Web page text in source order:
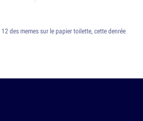
12 des memes sur le papier toilette, cette denrée